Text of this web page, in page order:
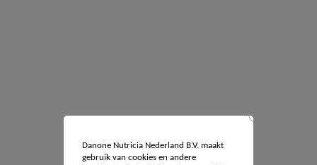
Danone Nutricia Nederland B.V. maakt
gebruik van cookies en andere